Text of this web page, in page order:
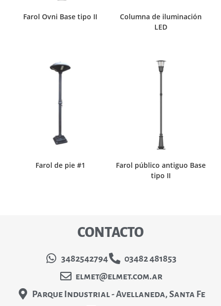
Farol Ovni Base tipo II
Columna de iluminación
LED
Farol de pie #1
Farol público antiguo Base
tipo II
CONTACTO
3482542794
03482 481853
elmet@elmet.com.ar
Parque Industrial - Avellaneda, Santa Fe